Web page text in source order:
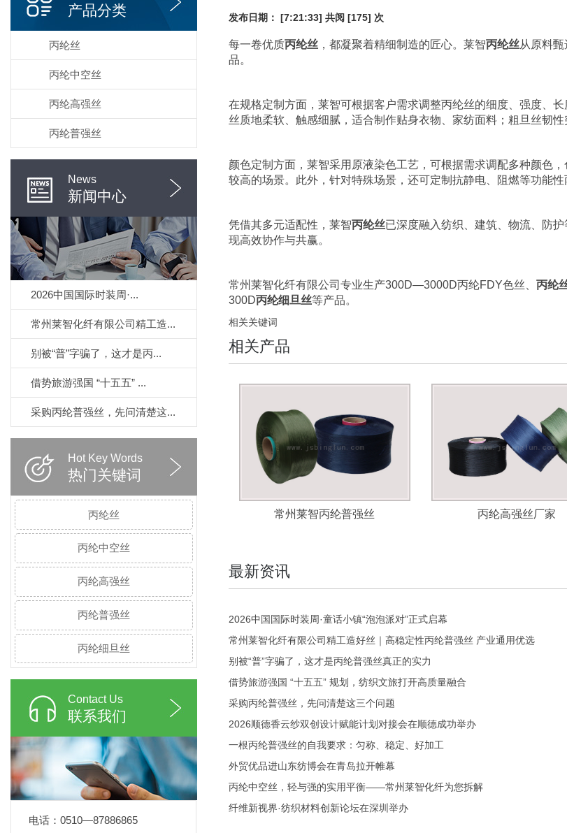
产品分类
丙纶丝
丙纶中空丝
丙纶高强丝
丙纶普强丝
News
新闻中心
2026中国国际时装周·...
常州莱智化纤有限公司精工造...
别被“普”字骗了，这才是丙...
借势旅游强国 “十五五” ...
采购丙纶普强丝，先问清楚这...
Hot Key Words
热门关键词
丙纶丝
丙纶中空丝
丙纶高强丝
丙纶普强丝
丙纶细旦丝
Contact Us
联系我们
电话：0510—87886865
发布日期： [7:21:33] 共阅 [175] 次
每一卷优质丙纶丝 ，都凝聚着精细制造的匠心。莱智丙纶丝从原料
品。
在规格定制方面，莱智可根据客户需求调整丙纶丝的细度、强度、
丝质地柔软、触感细腻，适合制作贴身衣物、家纺面料；粗旦丝韧
颜色定制方面，莱智采用原液染色工艺，可根据需求调配多种颜色
较高的场景。此外，针对特殊场景，还可定制抗静电、阻燃等功能
凭借其多元适配性，莱智丙纶丝已深度融入纺织、建筑、物流、防
现高效协作与共赢。
常州莱智化纤有限公司 专业生产300D—3000D丙纶FDY色丝、 丙纶
300D丙纶细旦丝等产品。
相关关键词
相关产品
常州莱智丙纶普强丝 丙纶高强丝厂家
最新资讯
2026中国国际时装周·童话小镇“泡泡派对”正式启幕
常州莱智化纤有限公司精工造好丝｜高稳定性丙纶普强丝 产业通用优选
别被“普”字骗了，这才是丙纶普强丝真正的实力
借势旅游强国 “十五五” 规划，纺织文旅打开高质量融合
采购丙纶普强丝，先问清楚这三个问题
2026顺德香云纱双创设计赋能计划对接会在顺德成功举办
一根丙纶普强丝的自我要求：匀称、稳定、好加工
外贸优品进山东纺博会在青岛拉开帷幕
丙纶中空丝，轻与强的实用平衡——常州莱智化纤为您拆解
纤维新视界·纺织材料创新论坛在深圳举办